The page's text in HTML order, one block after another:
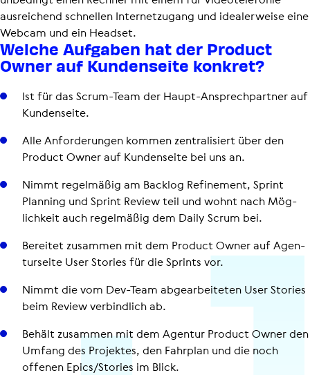
ausreichend schnellen Internetzugang und idealerweise eine
Webcam und ein Headset.
Welche Aufgaben hat der Product
Owner auf Kunden­seite konkret?
Ist für das Scrum-Team der Haupt-Ansprech­part­ner auf
Kun­den­seite.
Alle Anfor­de­run­gen kommen zen­tra­li­siert über den
Product Owner auf Kun­den­seite bei uns an.
Nimmt regel­mä­ßig am Backlog Refi­ne­ment, Sprint
Planning und Sprint Review teil und wohnt nach Mög­
lich­keit auch regel­mä­ßig dem Daily Scrum bei.
Bereitet zusammen mit dem Product Owner auf Agen­
tur­seite User Stories für die Sprints vor.
Nimmt die vom Dev-Team abge­ar­bei­te­ten User Stories
beim Review ver­bind­lich ab.
Behält zusammen mit dem Agentur Product Owner den
Umfang des Projektes, den Fahrplan und die noch
offenen Epics/Stories im Blick.